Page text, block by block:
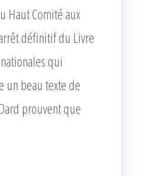
Haut Comité aux
définitif du Livre
qui
un beau texte de
prouvent que